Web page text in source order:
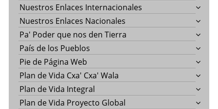
Nuestros Enlaces Internacionales
Nuestros Enlaces Nacionales
Pa' Poder que nos den Tierra
País de los Pueblos
Pie de Página Web
Plan de Vida Cxa' Cxa' Wala
Plan de Vida Integral
Plan de Vida Proyecto Global